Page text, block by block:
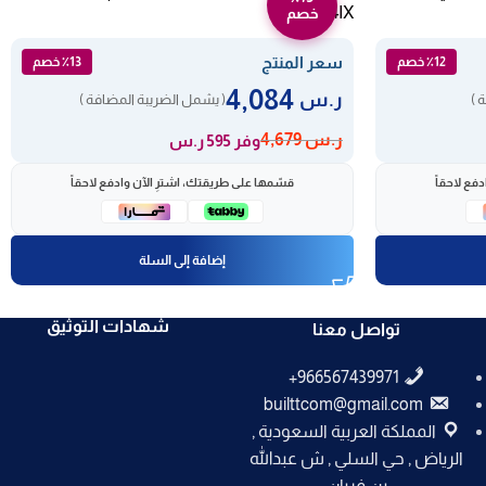
٪12 خصم
)
لاحقاً
خصم
MS644IX
سعر المنتج ٪13 خصم
ر.س ( يشمل الضريبة المضافة )
ر.س4,679 وفر 595 ر.س
قسّمها على طريقتك، اشترِ الآن وادفع لاحقاً
إضافة إلى السلة
تواصل معنا
builttcom@gmail.com
المملكة العربية السعودية ,
الرياض , حي السلي , ش عبدالله
شهادات التوثيق